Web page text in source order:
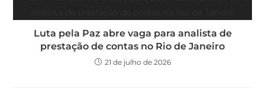
Luta pela Paz abre vaga para analista de
prestação de contas no Rio de Janeiro
21 de julho de 2026